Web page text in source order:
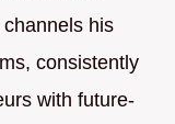
his
consistently
with future-